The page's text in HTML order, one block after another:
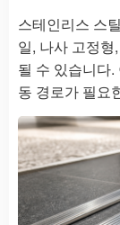
스테인리스 스
일, 나사 고정
될 수 있습니다
동 경로가 필요